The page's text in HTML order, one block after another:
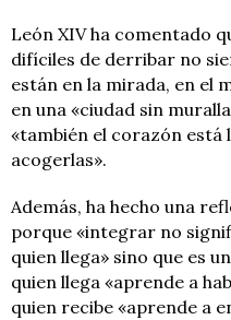
León XIV ha comentado
difíciles de derribar no
están en la mirada, en el
en una «ciudad sin
«también el corazón está
acogerlas».
Además, ha hecho una
porque «integrar no
quien llega» sino que es
quien llega «aprende a
quien recibe «aprende a